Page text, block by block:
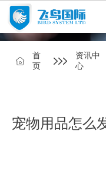
首
页
资讯中
心
宠物用品怎么